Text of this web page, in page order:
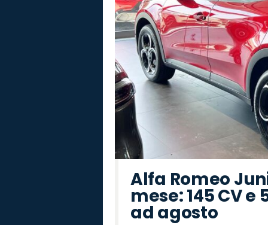
Alfa Romeo
mese: 145 CV
ad agosto